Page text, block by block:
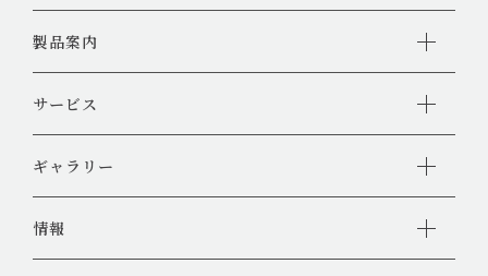
製品案内
サービス
ギャラリー
情報